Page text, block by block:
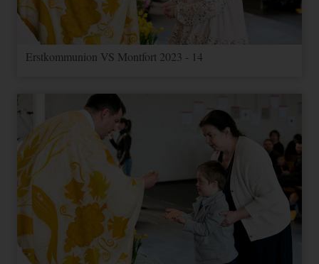
Erstkommunion VS Montfort 2023 - 14